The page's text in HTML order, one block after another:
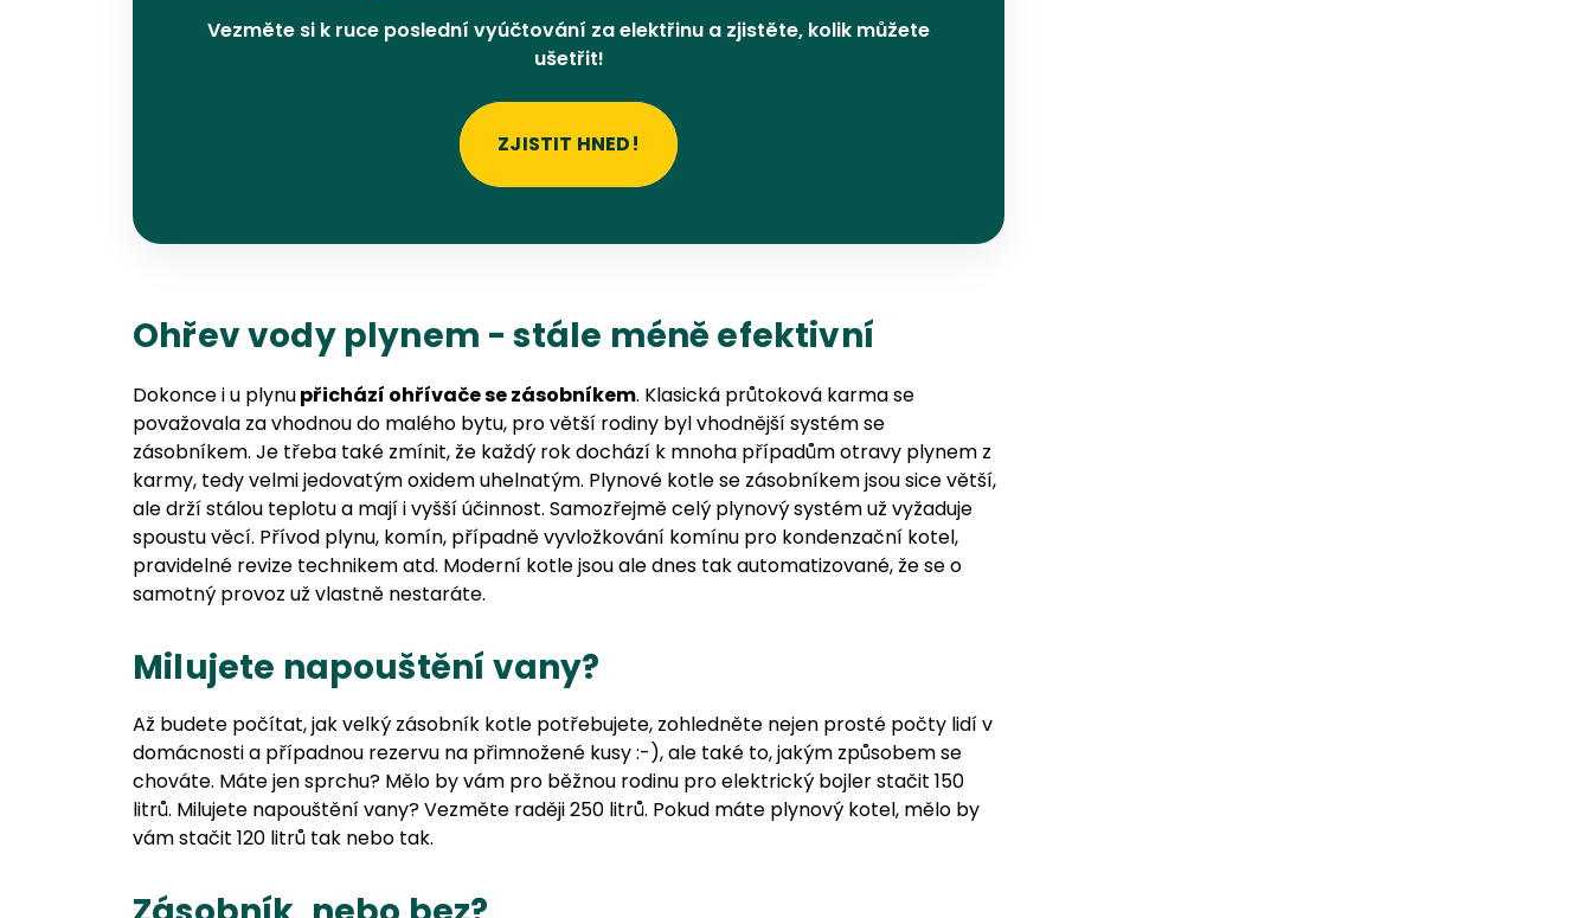
Vezměte si k ruce poslední vyúčtování za elektřinu a zjistěte, kolik můžete
ušetřit!
ZJISTIT HNED!
Ohřev vody plynem - stále méně efektivní
Dokonce i u plynupřichází ohřívače se zásobníkem. Klasická průtoková karma se
považovala za vhodnou do malého bytu, pro větší rodiny byl vhodnější systém se
zásobníkem. Je třeba také zmínit, že každý rok dochází k mnoha případům otravy plynem z
karmy, tedy velmi jedovatým oxidem uhelnatým. Plynové kotle se zásobníkem jsou sice větší,
ale drží stálou teplotu a mají i vyšší účinnost. Samozřejmě celý plynový systém už vyžaduje
spoustu věcí. Přívod plynu, komín, případně vyvložkování komínu pro kondenzační kotel,
pravidelné revize technikem atd. Moderní kotle jsou ale dnes tak automatizované, že se o
samotný provoz už vlastně nestaráte.
Milujete napouštění vany?
Až budete počítat, jak velký zásobník kotle potřebujete, zohledněte nejen prosté počty lidí v
domácnosti a případnou rezervu na přimnožené kusy :-), ale také to, jakým způsobem se
chováte. Máte jen sprchu? Mělo by vám pro běžnou rodinu pro elektrický bojler stačit 150
litrů. Milujete napouštění vany? Vezměte raději 250 litrů. Pokud máte plynový kotel, mělo by
vám stačit 120 litrů tak nebo tak.